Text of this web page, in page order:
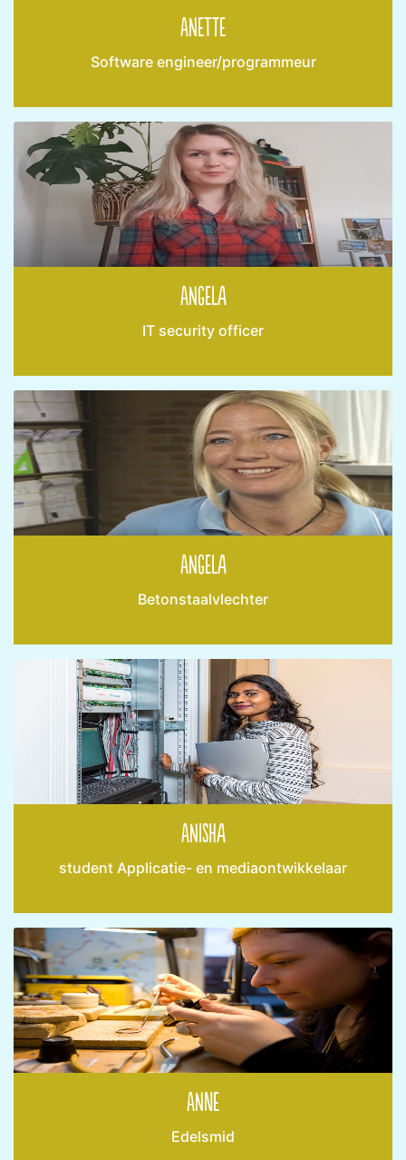
Anette
Software engineer/programmeur
Angela
IT security officer
Angela
Betonstaalvlechter
Anisha
student Applicatie- en mediaontwikkelaar
Anne
Edelsmid